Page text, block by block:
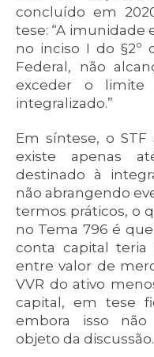
concluído em
tese: “A imunidade
no inciso I do §2º
Federal, não
exceder o
integralizado.”
Em síntese, o
existe apenas
destinado à
não abrangendo
termos práticos, o
no Tema 796 é
conta capital teria
entre valor de
VVR do ativo
capital, em tese
embora isso
objeto da discussão.